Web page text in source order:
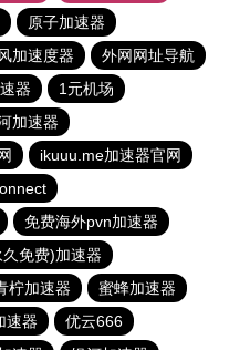
原子加速器
加速度器
外网网址导航
器
1元机场
加速器
ikuuu.me加速器官网
免费海外pvn加速器
免费)加速器
柠加速器
蜜蜂加速器
速器
优云666